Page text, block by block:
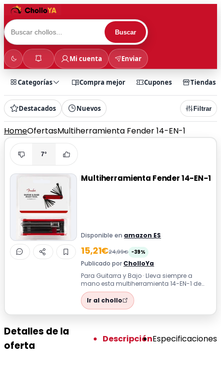
Buscar
Mi cuenta Enviar
Categorías Compra mejor Cupones Tiendas
Destacados Nuevos Filtrar
HomeOfertasMultiherramienta Fender 14-EN-1
7°
Multiherramienta Fender 14-EN-1
Disponible en amazon ES
15,21€24,99€ -39%
Publicado por CholloYa
Para Guitarra y Bajo · Lleva siempre a
mano esta multiherramienta 14-EN-1 de
Fender para ajustar tu guitarra o bajo a...
Ir al chollo
Detalles de la
oferta
DescripciónEspecificaciones